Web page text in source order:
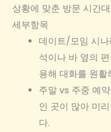
상황에 맞춘 방문 시간
세부항목
데이트/모임 시나
석이나 바 옆의
용해 대화를 원활
주말 vs 주중 예
인 곳이 많아 미
다.